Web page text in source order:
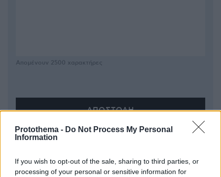
Protothema - Do Not Process My Personal
Information
If you wish to opt-out of the sale, sharing to third parties, or
processing of your personal or sensitive information for
Απομένουν 2500 χαρακτήρες